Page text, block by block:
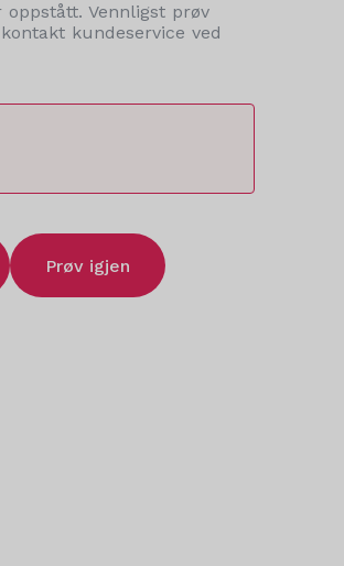
Vennligst prøv
kundeservice ved
Prøv igjen